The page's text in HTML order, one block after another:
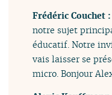
Frédéric Couchet
notre sujet
éducatif. Notre
vais laisser se
micro. Bonjour